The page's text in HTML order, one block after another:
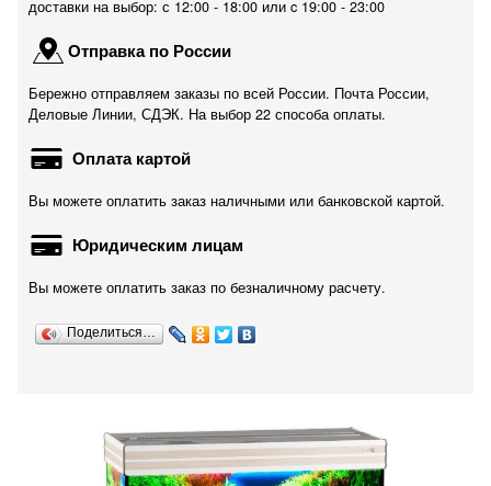
доставки на выбор: с 12:00 - 18:00 или c 19:00 - 23:00
Отправка по России
Бережно отправляем заказы по всей России. Почта России,
Деловые Линии, СДЭК. На выбор 22 способа оплаты.
Оплата картой
Вы можете оплатить заказ наличными или банковской картой.
Юридическим лицам
Вы можете оплатить заказ по безналичному расчету.
Поделиться…